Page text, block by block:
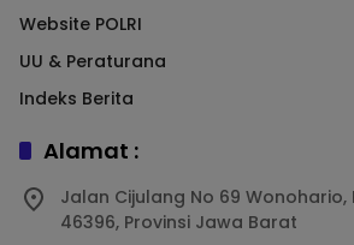
Website POLRI
UU & Peraturana
Indeks Berita
Alamat :
Jalan Cijulang No 69
46396, Provinsi Jawa Barat